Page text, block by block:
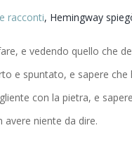
racconti, Hemingway
e vedendo quello che
e spuntato, e sapere
con la pietra, e
niente da dire.